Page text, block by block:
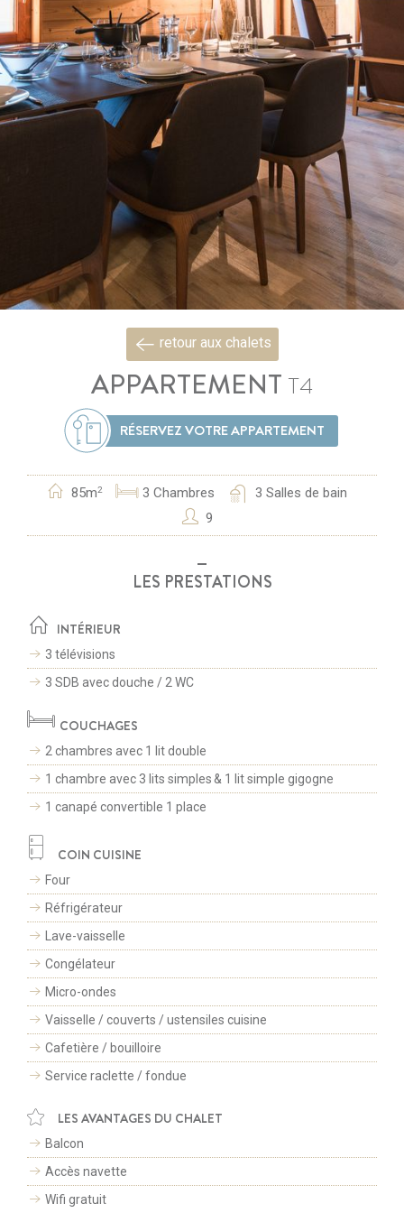
retour aux chalets
APPARTEMENT T4
RÉSERVEZ VOTRE APPARTEMENT
85m2 3 Chambres 3 Salles de bain
9
LES PRESTATIONS
INTÉRIEUR
3 télévisions
3 SDB avec douche / 2 WC
COUCHAGES
2 chambres avec 1 lit double
1 chambre avec 3 lits simples & 1 lit simple gigogne
1 canapé convertible 1 place
COIN CUISINE
Four
Réfrigérateur
Lave-vaisselle
Congélateur
Micro-ondes
Vaisselle / couverts / ustensiles cuisine
Cafetière / bouilloire
Service raclette / fondue
LES AVANTAGES DU CHALET
Balcon
Accès navette
Wifi gratuit
+33(0)4 79 75 75 20
ESPACE PRESSE
© LES PORTES DE MEGÈVE 2026 -TOUS DROITS RESERVÉS-MENTIONS LÉGALES
CGV
Création site internet par